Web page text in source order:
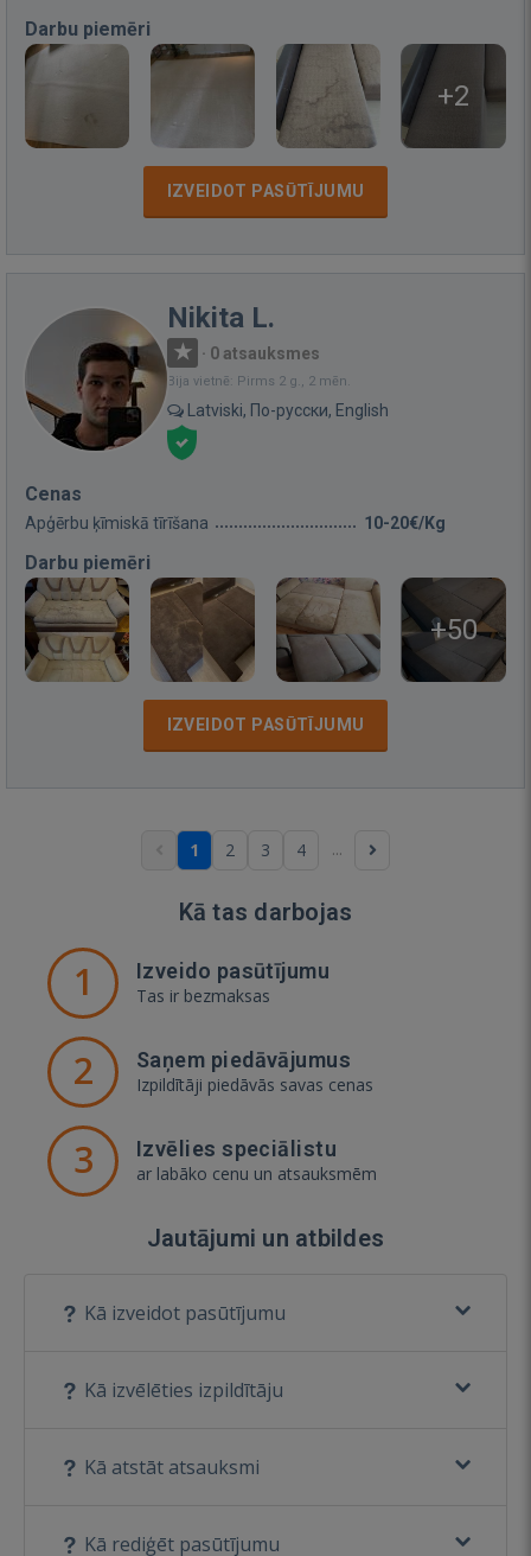
Darbu piemēri
+2
IZVEIDOT PASŪTĪJUMU
Nikita L.
· 0 atsauksmes
Bija vietnē: Pirms 2 g., 2 mēn.
Latviski, По-русски, English
Cenas
Apģērbu ķīmiskā tīrīšana 10-20€/Kg
Darbu piemēri
+50
IZVEIDOT PASŪTĪJUMU
1 2 3 4 ...
Kā tas darbojas
1 Izveido pasūtījumu
Tas ir bezmaksas
2 Saņem piedāvājumus
Izpildītāji piedāvās savas cenas
3 Izvēlies speciālistu
ar labāko cenu un atsauksmēm
Jautājumi un atbildes
Kā izveidot pasūtījumu
Kā izvēlēties izpildītāju
Kā atstāt atsauksmi
Kā rediģēt pasūtījumu